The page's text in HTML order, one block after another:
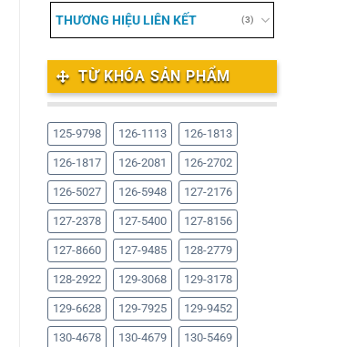
THƯƠNG HIỆU LIÊN KẾT (3)
TỪ KHÓA SẢN PHẨM
125-9798 126-1113 126-1813
126-1817 126-2081 126-2702
126-5027 126-5948 127-2176
127-2378 127-5400 127-8156
127-8660 127-9485 128-2779
128-2922 129-3068 129-3178
129-6628 129-7925 129-9452
130-4678 130-4679 130-5469